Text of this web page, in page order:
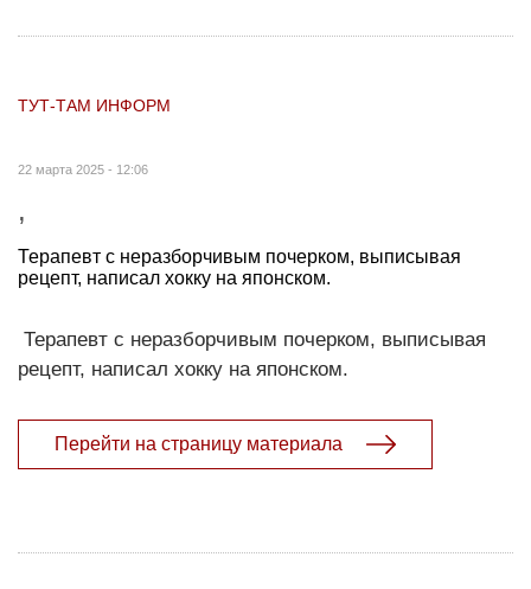
ТУТ-ТАМ ИНФОРМ
22 марта 2025 - 12:06
,
Терапевт с неразборчивым почерком, выписывая
рецепт, написал хокку на японском.
Терапевт с неразборчивым почерком, выписывая
рецепт, написал хокку на японском.
Перейти на страницу материала